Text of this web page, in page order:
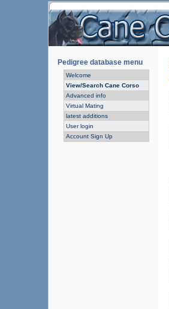
Pedigree database menu
Welcome
View/Search Cane Corso
Advanced info
Virtual Mating
latest additions
User login
Account Sign Up